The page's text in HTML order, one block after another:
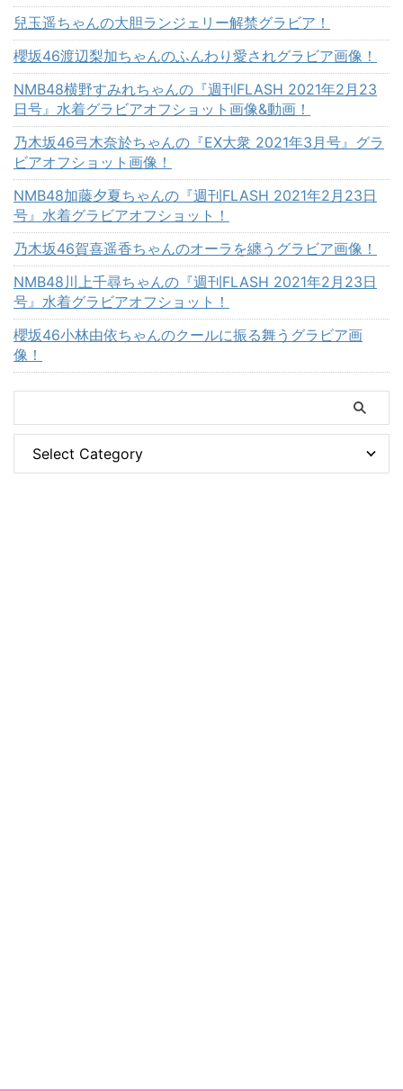
兒玉遥ちゃんの大胆ランジェリー解禁グラビア！
櫻坂46渡辺梨加ちゃんのふんわり愛されグラビア画像！
NMB48横野すみれちゃんの『週刊FLASH 2021年2月23
日号』水着グラビアオフショット画像&動画！
乃木坂46弓木奈於ちゃんの『EX大衆 2021年3月号』グラ
ビアオフショット画像！
NMB48加藤夕夏ちゃんの『週刊FLASH 2021年2月23日
号』水着グラビアオフショット！
乃木坂46賀喜遥香ちゃんのオーラを纏うグラビア画像！
NMB48川上千尋ちゃんの『週刊FLASH 2021年2月23日
号』水着グラビアオフショット！
櫻坂46小林由依ちゃんのクールに振る舞うグラビア画
像！